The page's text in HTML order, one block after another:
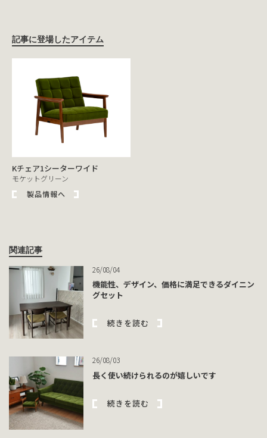
記事に登場したアイテム
Kチェア1シーターワイド
モケットグリーン
製品情報へ
関連記事
26/08/04
機能性、デザイン、価格に満足できるダイニン
グセット
続きを読む
26/08/03
長く使い続けられるのが嬉しいです
続きを読む